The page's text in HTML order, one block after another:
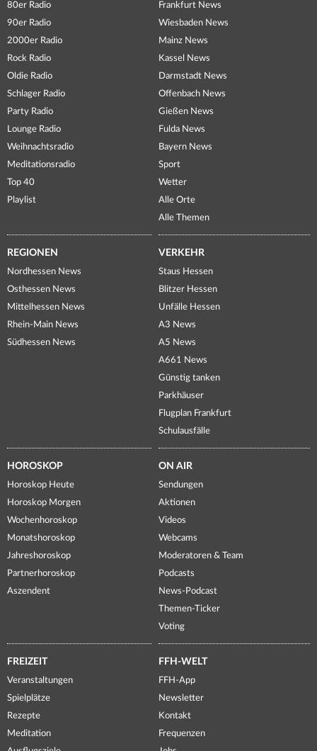
80er Radio
90er Radio
2000er Radio
Rock Radio
Oldie Radio
Schlager Radio
Party Radio
Lounge Radio
Weihnachtsradio
Meditationsradio
Top 40
Playlist
Frankfurt News
Wiesbaden News
Mainz News
Kassel News
Darmstadt News
Offenbach News
Gießen News
Fulda News
Bayern News
Sport
Wetter
Alle Orte
Alle Themen
REGIONEN
Nordhessen News
Osthessen News
Mittelhessen News
Rhein-Main News
Südhessen News
VERKEHR
Staus Hessen
Blitzer Hessen
Unfälle Hessen
A3 News
A5 News
A661 News
Günstig tanken
Parkhäuser
Flugplan Frankfurt
Schulausfälle
HOROSKOP
Horoskop Heute
Horoskop Morgen
Wochenhoroskop
Monatshoroskop
Jahreshoroskop
Partnerhoroskop
Aszendent
ON AIR
Sendungen
Aktionen
Videos
Webcams
Moderatoren & Team
Podcasts
News-Podcast
Themen-Ticker
Voting
FREIZEIT
Veranstaltungen
Spielplätze
Rezepte
Meditation
FFH-WELT
FFH-App
Newsletter
Kontakt
Frequenzen